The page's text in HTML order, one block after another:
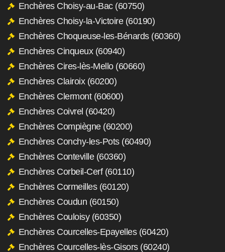
Enchères Choisy-au-Bac (60750)
Enchères Choisy-la-Victoire (60190)
Enchères Choqueuse-les-Bénards (60360)
Enchères Cinqueux (60940)
Enchères Cires-lès-Mello (60660)
Enchères Clairoix (60200)
Enchères Clermont (60600)
Enchères Coivrel (60420)
Enchères Compiègne (60200)
Enchères Conchy-les-Pots (60490)
Enchères Conteville (60360)
Enchères Corbeil-Cerf (60110)
Enchères Cormeilles (60120)
Enchères Coudun (60150)
Enchères Couloisy (60350)
Enchères Courcelles-Epayelles (60420)
Enchères Courcelles-lès-Gisors (60240)